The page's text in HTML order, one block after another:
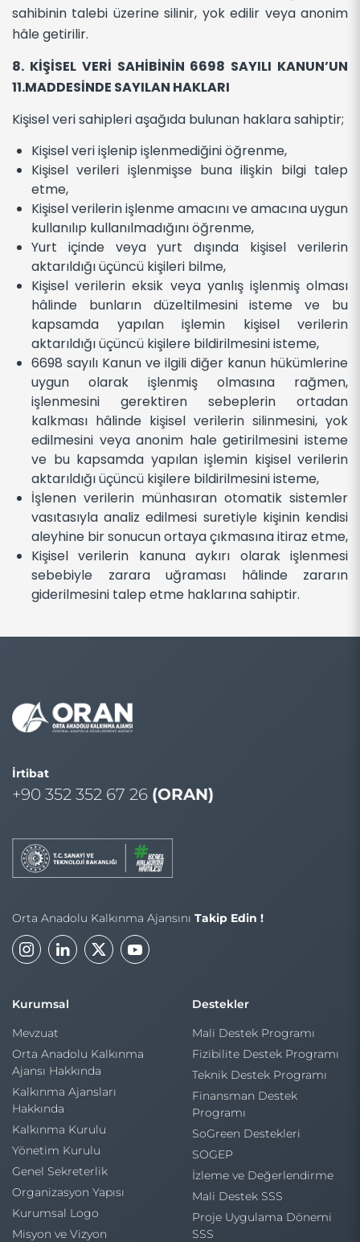
sahibinin talebi üzerine silinir, yok edilir veya anonim
hâle getirilir.
8. KİŞİSEL VERİ SAHİBİNİN 6698 SAYILI KANUN’UN
11.MADDESİNDE SAYILAN HAKLARI
Kişisel veri sahipleri aşağıda bulunan haklara sahiptir;
Kişisel veri işlenip işlenmediğini öğrenme,
Kişisel verileri işlenmişse buna ilişkin bilgi talep
etme,
Kişisel verilerin işlenme amacını ve amacına uygun
kullanılıp kullanılmadığını öğrenme,
Yurt içinde veya yurt dışında kişisel verilerin
aktarıldığı üçüncü kişileri bilme,
Kişisel verilerin eksik veya yanlış işlenmiş olması
hâlinde bunların düzeltilmesini isteme ve bu
kapsamda yapılan işlemin kişisel verilerin
aktarıldığı üçüncü kişilere bildirilmesini isteme,
6698 sayılı Kanun ve ilgili diğer kanun hükümlerine
uygun olarak işlenmiş olmasına rağmen,
işlenmesini gerektiren sebeplerin ortadan
kalkması hâlinde kişisel verilerin silinmesini, yok
edilmesini veya anonim hale getirilmesini isteme
ve bu kapsamda yapılan işlemin kişisel verilerin
aktarıldığı üçüncü kişilere bildirilmesini isteme,
İşlenen verilerin münhasıran otomatik sistemler
vasıtasıyla analiz edilmesi suretiyle kişinin kendisi
aleyhine bir sonucun ortaya çıkmasına itiraz etme,
Kişisel verilerin kanuna aykırı olarak işlenmesi
sebebiyle zarara uğraması hâlinde zararın
giderilmesini talep etme haklarına sahiptir.
İrtibat
+90 352 352 67 26 (ORAN)
Orta Anadolu Kalkınma Ajansını Takip Edin !
Kurumsal
Mevzuat
Orta Anadolu Kalkınma
Ajansı Hakkında
Kalkınma Ajansları
Hakkında
Kalkınma Kurulu
Yönetim Kurulu
Genel Sekreterlik
Organizasyon Yapısı
Kurumsal Logo
Misyon ve Vizyon
Destekler
Mali Destek Programı
Fizibilite Destek Programı
Teknik Destek Programı
Finansman Destek
Programı
SoGreen Destekleri
SOGEP
İzleme ve Değerlendirme
Mali Destek SSS
Proje Uygulama Dönemi
SSS